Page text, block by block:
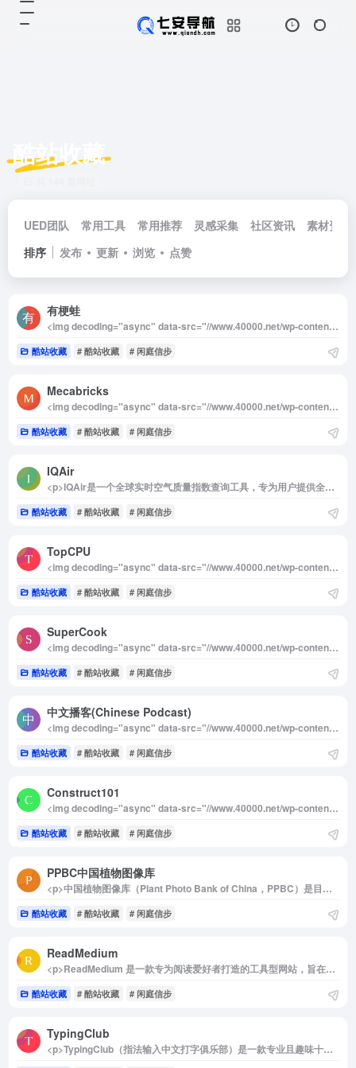
酷站收藏
UED团队 常用工具 常用推荐 灵感采集 社区资讯
素材资源
排序
发布 更新 浏览 点赞
有梗蛙
<img decoding="async" data-src="//www.40000.net/wp-content/uploads/2024/12/20241215075309-675e8ae5a3d26.webp" src="https://www.40000.net/wp-content/themes/onenav/images/t.png" alt="有梗蛙"><p>有梗蛙——十万个梗百科是一款面向网络流行语爱好者的在线知识库。它的核心目标是为用户提供详尽且高效的流行文化信息，通过精简明了的语言解析当下最热门的梗、网络用语和相关文化背景，帮助你在短时间内全面掌握新梗的起源、含义及相关的趣味内容。</p><p>推荐理由：</p><p>随着互联网文化的迅速发展，各种梗词层出不穷，但新梗的传播速度和复杂的来源常常让人难以跟上节奏。有梗蛙的出现为这一问题提供了解决方案，无论你是想了解梗的来源、背后的故事，还是希望获取相关的表情包和视频内容，这个平台都能快速满足需求。其更新频率高、语言精练的特点让用户能够随时保持对流行文化的敏锐洞察力，特别适合社交达人和喜欢幽默交流的人群。</p><p>有梗蛙将流行语知识进行了系统化整理，收录内容丰富，涵盖了流行梗的历史背景、事件详情、经典梗图以及表情包等实用资源。用户在使用过程中可以轻松浏览并了解某一梗词的所有细节，甚至包括该梗的原视频出处。这种全面的知识整合不仅帮助用户理解网络文化，还让用户在社交互动中游刃有余。此外，有梗蛙的简洁界面设计和高效的搜索功能，使其成为探索网络流行文化的得力工具。</p>
酷站收藏 # 酷站收藏 # 闲庭信步
Mecabricks
<img decoding="async" data-src="//www.40000.net/wp-content/uploads/2024/12/20241215075331-675e8afb0dcc6.webp" src="https://www.40000.net/wp-content/themes/onenav/images/t.png" alt="Mecabricks"><p>Mecabricks是一个专为乐高爱好者设计的在线平台，它允许用户创建、展示和分享基于乐高积木的3D模型。这个网站提供了一种简单而直观的方式，帮助用户在虚拟空间中进行乐高拼搭，无需任何插件或复杂的安装步骤。只要通过浏览器访问，用户便可以在线构建、渲染并保存自己的乐高创作。</p><p>如果你是乐高迷，Mecabricks是一个非常值得尝试的平台。它不仅支持高质量的3D渲染，还能为用户提供一个互动的环境，在这里你可以与其他乐高爱好者分享创作，并获得灵感和反馈。该平台的界面友好，操作简单，非常适合所有年龄段的乐高爱好者使用。对于那些没有足够空间或资源进行实体拼搭的人来说，Mecabricks提供了一个理想的虚拟拼搭环境，帮助他们随时随地实现自己的创意。</p>
酷站收藏 # 酷站收藏 # 闲庭信步
IQAir
<p>IQAir是一个全球实时空气质量指数查询工具，专为用户提供全球范围内的空气质量信息和实时排名查询。通过IQAir，用户可以查询任意城市的空气质量指数（AQI）以及全球空气质量的实时排名。此外，IQAir还提供了全球空气质量历史数据，用户可以方便地查看并下载历史数据，帮助分析空气质量的长期趋势。该平台由瑞士的空气质量技术公司IQAir建立，专注于空气污染防护和空气质量监测。</p><img decoding="async" data-src="//www.40000.net/wp-content/uploads/2024/12/20241215075334-675e8afe789ec.webp" src="https://www.40000.net/wp-content/themes/onenav/images/t.png" alt="IQAir"><p>推荐理由：<br>IQAir是全球用户了解空气质量的理想工具。无论是日常出行、旅游，还是关注空气污染对健康的影响，IQAir都能提供准确、及时的空气质量信息。平台不仅支持实时查询，还提供历史数据，帮助用户全面掌握全球各地的空气质量状况。此外，IQAir的App还为用户提供了更加便捷的查询体验，非常适合关注健康和环保的用户使用。</p><p>详细介绍：<br>IQAir致力于提供全球范围内的空气质量数据，是一个功能强大的空气质量监测工具。平台支持查询全球任何城市的空气质量指数（AQI），让用户随时了解所在地或目的地的空气污染情况。通过实时更新的空气质量排名，IQAir可以帮助用户获取全球空气质量排名前列或较差的城市，帮助制定出行或健康防护计划。</p><p>除了实时查询功能外，IQAir还提供了历史数据查询功能，用户可以查看过去的空气质量指数数据，并进行下载分析。这些历史数据能够为环境研究人员、公共卫生专家等提供参考依据，帮助分析空气质量变化趋势。</p><p>IQAir由瑞士的空气质量技术公司开发，该公司以先进的空气质量监测技术闻名，致力于保护人类健康并改善空气质量。IQAir平台还推出了专门的空气质量查询App，让用户可以随时随地通过移动设备查看空气质量数据，提供了更加便捷的使用体验。</p><p>总之，IQAir是一个功能全面、数据准确的空气质量查询工具，适合所有关注空气污染、健康的用户。无论是日常生活、出行规划，还是环境保护，IQAir都能提供科学可靠的空气质量信息，帮助用户做出更加明智的决策。</p>
酷站收藏 # 酷站收藏 # 闲庭信步
TopCPU
<img decoding="async" data-src="//www.40000.net/wp-content/uploads/2024/12/20241215075337-675e8b01894cd.webp" src="https://www.40000.net/wp-content/themes/onenav/images/t.png" alt="TopCPU"><p>TopCPU 是一个专注于CPU和GPU显卡性能对比与评级的在线网站，致力于为用户提供简洁明了的硬件信息查询服务。平台汇集了最新的CPU和显卡天梯图，包含详细的规格对比、性能评级、基准测试和跑分数据。无论是硬件爱好者还是普通消费者，都可以通过TOPCPU快速了解CPU与GPU显卡的性能差异，帮助作出合理的硬件选择。网站支持中文、英文等多国语言，便于全球用户使用。</p><p>网站以其权威的数据来源和清晰的表现形式，成为硬件选购和对比的实用工具。用户无需深厚的硬件知识，即可通过天梯图直观了解不同型号的性能差异。对于需要挑选硬件的装机用户或对硬件性能感兴趣的人群，TOPCPU是一个高效、便捷的参考网站。</p><p>TopCPU 定期更新的CPU和GPU天梯图，是硬件选购中的重要参考资料。天梯图按照性能高低排列，用户可一目了然地对比不同型号之间的差异。除此之外，网站提供详细的规格对比功能，包括核心数、主频、功耗等参数，满足不同用户的需求。平台还整合了跑分数据和基准测试结果，为用户提供更具参考价值的性能分析。无论是选购新硬件还是了解行业动态，TOPCPU都以其简约高效的特点，为用户提供了可靠的信息支持。</p>
酷站收藏 # 酷站收藏 # 闲庭信步
SuperCook
<img decoding="async" data-src="//www.40000.net/wp-content/uploads/2024/12/20241215075341-675e8b050e337.webp" src="https://www.40000.net/wp-content/themes/onenav/images/t.png" alt="SuperCook"><p>SuperCook 是一款智能化的免费在线食谱生成器和搜索引擎，专为帮助用户充分利用现有食材设计。通过简单输入家中现有的食材，SuperCook即可快速匹配相关的菜谱，生成数以千计的美食制作方案。平台支持全球多种语言，用户无需注册登录即可使用，既方便又快捷，同时还提供手机端App版本，随时随地为用户带来美食灵感。</p><p>这个网站能让厨房变得更加轻松和高效，是解决“有食材却不知道做什么”这一难题的完美助手。无论是精打细算利用剩余食材，还是探索新的烹饪灵感，SuperCook都能轻松满足用户的需求。它简洁直观的操作方式和丰富的食谱选择让每位家庭厨师都能快速上手，提升烹饪乐趣和效率。</p><p>它的核心亮点在于其强大的食谱匹配功能。用户只需输入手头已有的食材，例如“鸡蛋、牛奶、面粉”，系统便会推荐多种菜谱，从简单的早餐煎饼到复杂的主菜制作应有尽有。同时，SuperCook提供了多语言支持，适用于全球用户，涵盖各种不同的饮食文化和菜式偏好。</p><p>此外，SuperCook免除了注册登录的繁琐步骤，无需额外操作即可直接使用，让用户体验更加流畅。手机App版本则进一步提升了便捷性，无论是计划周末大餐还是快速解决一顿便饭，SuperCook都能成为得力的厨房助手，为每位用户带来不一样的烹饪体验。</p>
酷站收藏 # 酷站收藏 # 闲庭信步
中文播客(Chinese Podcast)
<img decoding="async" data-src="//www.40000.net/wp-content/uploads/2024/12/20241215075344-675e8b08b999d.webp" src="https://www.40000.net/wp-content/themes/onenav/images/t.png" alt="中文播客(Chinese Podcast)"><p>Hubbub 是一个专注于全球中文播客的在线平台，致力于收集和展示来自世界各地的中文播客内容，也被称为线上有声节目。该平台汇总了丰富多样的播客节目，用户可以通过搜索功能轻松找到感兴趣的内容。</p><p>目前，Hubbub 已收录了超过 53,824 个播客和 4,606,052 集播客节目，涵盖了广泛的主题和领域。无论是文化、科技、教育、娱乐还是社会热点，Hubbub 都能为用户提供多元化的视角和见解，让人们更深入地了解和认识喧嚣的中文世界。</p><p>Hubbub 的设计旨在提升用户体验，用户可以方便地浏览、收听和分享自己喜欢的播客节目。通过这个平台，听众不仅能够获取丰富的信息和观点，还能与其他播客爱好者互动，分享自己的听后感受。无论你是播客新手还是资深听众，Hubbub 都是一个不可或缺的资源，让你在中文播客的海洋中畅游。</p>
酷站收藏 # 酷站收藏 # 闲庭信步
Construct101
<img decoding="async" data-src="//www.40000.net/wp-content/uploads/2024/12/20241215075348-675e8b0c80e08.webp" src="https://www.40000.net/wp-content/themes/onenav/images/t.png" alt="Construct101"><p>Construct101是一个专为DIY手工爱好者打造的网站，提供了丰富多样的DIY项目教程，是动手达人和创意爱好者的理想平台。</p><p>网站内容涵盖了家居DIY的多个领域，无论是室内还是室外项目，都能在这里找到详细的制作方案。从实用性强的储物架到个性化的长凳、再到富有趣味性的喂鸟器，Construct101为用户提供了超过30种独特的DIY计划。这些计划不仅帮助用户改善生活空间，还激发了动手制作的乐趣。</p><p>每一个DIY教程都经过精心设计，包含以下详细资源：<br>1. 材料清单：列明所需材料，让用户可以轻松备齐。<br>2. 详细图纸：以直观的方式展示设计，让制作过程更简单明了。<br>3. 分步制作指导：从零基础到完成作品，每一步都有清晰的说明。<br>4. 制作视频：通过动态演示，让用户更直观地了解每个操作步骤。</p><p>所有资源均可免费下载为PDF格式，这意味着用户可以方便地将教程保存到设备中，随时随地参考。此外，Construct101鼓励用户分享自己的DIY创意方案，与全球的手工爱好者互动交流，互相启发新灵感，增添更多乐趣。</p><p>值得注意的是，该网站的内容为英文，因此对不熟悉英语的用户来说可能会有一定的语言障碍。不过，凭借图文并茂的教程以及简洁明了的制作视频，即使语言理解有限，也能轻松跟随步骤完成制作。</p><p>总的来说，Construct101不仅是一个学习DIY技能的绝佳平台，更是一个连接全球DIY爱好者的社群，激发创意、交流经验。无论是新手还是经验丰富的制作者，都能在这里找到心仪的项目和实用的资源。</p>
酷站收藏 # 酷站收藏 # 闲庭信步
PPBC中国植物图像库
<p>中国植物图像库（Plant Photo Bank of China，PPBC）是目前最大的植物分类图片库，于2008年正式成立，由中国科学院植物研究所在植物标本馆内设立，是一个专注于植物图片管理与共享的权威机构。该图库旨在全面收集、整理和保存各种植物相关的影像资源，为科学研究、科普教育以及公众使用提供强大的支持。</p><p>作为一座庞大的植物影像数据库，中国植物图像库系统性地收录了植物照片、底片、幻灯片、数码图片源文件及其拷贝，并对这些数据进行数字化存储和长期维护，确保资源的完整性与可持续利用。此外，该平台还提供图片销售代理和在线整理服务，为用户提供方便快捷的植物图片查询和下载体验。</p><p>该图像库采用了最新的植物分类系统，内容覆盖广泛。截至目前，已收录了616科、6644属、57459种（含10618个品种）的植物图片，总计高达14771179幅。这些图片不仅具备科学价值，也在植物鉴定、生态研究、文化传播等方面发挥着重要作用。</p><p>作为植物学领域的核心资源，中国植物图像库的建立与发展大大提升了植物分类学、保护生物学及相关学科的研究效率，同时为植物爱好者、教育工作者和科研人员提供了一个宝贵的知识与数据平台，助力传播植物科学知识与文化。</p><img decoding="async" data-src="//www.40000.net/wp-content/uploads/2024/12/20241215075351-675e8b0f8c72c.webp" src="https://www.40000.net/wp-content/themes/onenav/images/t.png" alt="PPBC中国植物图像库">
酷站收藏 # 酷站收藏 # 闲庭信步
ReadMedium
<p>ReadMedium 是一款专为阅读爱好者打造的工具型网站，旨在免费解析 Medium 平台上的付费会员文章，让用户无需注册登录 Medium 账号，也不必订阅付费专区，就能轻松畅享优质内容。无论是想扩展知识领域，还是仅为满足阅读需求，ReadMedium 都提供了便捷的解决方案。</p><p>这款工具的使用方式简单高效，仅需几步即可实现免费阅读 Medium 会员文章：</p><p>直接解析文章链接：将目标 Medium 会员文章的链接复制到 ReadMedium 官网的输入框，点击“Go”按钮，即可解锁文章内容。<br>快速链接修改法：在 Medium 文章的网址前添加“read”一词，然后回车访问，即可直接解析并打开文章。例如，将 https://medium.com/&#8230; 改为 https://read.medium.com/&#8230;，文章内容瞬间呈现。<br>ReadMedium 的设计初衷是降低信息获取门槛，为更多人提供探索 Medium 深度内容的机会。它支持多种类型的文章解析，包括技术博客、商业案例、个人成长故事等，满足用户的多元化阅读需求。</p><p>作为一个便捷的内容访问工具，ReadMedium 特别适合那些对 Medium 内容感兴趣但暂未订阅会员的用户。它帮助用户在无额外付费的情况下，获取高质量的知识和灵感，是阅读爱好者不可多得的助力工具。</p><img decoding="async" data-src="//www.40000.net/wp-content/uploads/2024/12/20241215075354-675e8b12a5632.webp" src="https://www.40000.net/wp-content/themes/onenav/images/t.png" alt="ReadMedium">
酷站收藏 # 酷站收藏 # 闲庭信步
TypingClub
<p>TypingClub（指法输入中文打字俱乐部）是一款专业且趣味十足的在线打字练习工具，旨在帮助用户从零开始掌握正确的指法，并逐步学会盲打技能。通过科学的训练步骤和多样化的练习方式，TypingClub 不仅能显著提升用户的打字速度，还能够同步提高阅读能力，适合各个年龄段的用户使用。</p><p>该工具提供丰富的学习资源，包括650多种互动打字游戏、详细的指法教学视频、实用的打字测试，以及循序渐进的课程设计，帮助用户以轻松有趣的方式掌握盲打技巧。无需注册，用户即可随时开始学习，体验无障碍的在线打字课程。TypingClub 特别注重用户体验，不仅涵盖传统的打字训练，还通过趣味化的内容设计激发学习兴趣，使枯燥的输入练习变得更加生动有趣。</p><p>无论你是希望提升工作效率、优化打字技能，还是为孩子培养实用能力，TypingClub 都是一个理想的选择。借助这款工具，你可以以互动和娱乐的方式快速提升自己的键盘操作水平，为日常学习和工作奠定扎实基础。</p><img decoding="async" data-src="//www.40000.net/wp-content/uploads/2024/12/20241215075357-675e8b15eddb0.webp" src="https://www.40000.net/wp-content/themes/onenav/images/t.png" alt="TypingClub">